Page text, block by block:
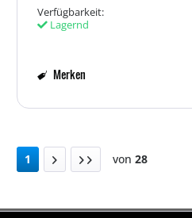
Verfügbarkeit:
Lagernd
Merken
1 von 28